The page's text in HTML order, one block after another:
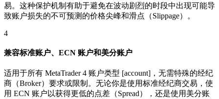
易。这种保护机制有助于避免在波动剧烈的时段中出现可能导
致账户损失的不可预测的价格尖峰和滑点（Slippage）。
4
兼容标准账户、ECN 账户和美分账户
适用于所有 MetaTrader 4 账户类型 [account]，无需特殊的经纪
商（Broker）要求或限制。无论你是使用标准经纪商交易，使
用 ECN 账户以获得更低的点差（Spread），还是使用美分账